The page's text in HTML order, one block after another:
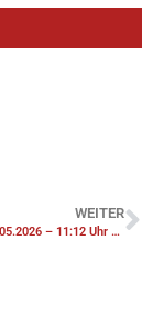
WEITER
021/2026 – 07.05.2026 – 11:12 Uhr – F2 Unklarer Brandgeruch Gebäude